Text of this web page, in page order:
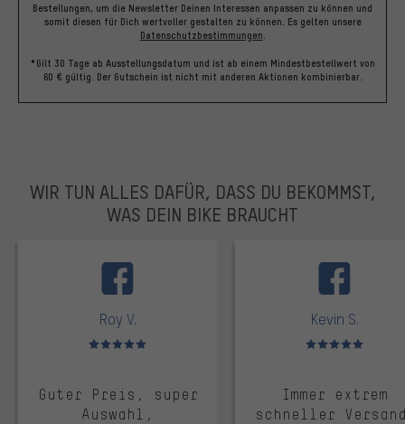
Bestellungen, um die Newsletter Deinen Interessen anpassen zu können und
somit diesen für Dich wertvoller gestalten zu können. Es gelten unsere
Datenschutzbestimmungen.
*Gilt 30 Tage ab Ausstellungsdatum und ist ab einem Mindestbestellwert von
60 € gültig. Der Gutschein ist nicht mit anderen Aktionen kombinierbar.
WIR TUN ALLES DAFÜR, DASS DU BEKOMMST,
WAS DEIN BIKE BRAUCHT
Roy V.
Bewertungen: 5 von 5
Guter Preis, super
Auswahl,
Kevin S.
Bewertungen: 5 von 5
Immer extrem
schneller